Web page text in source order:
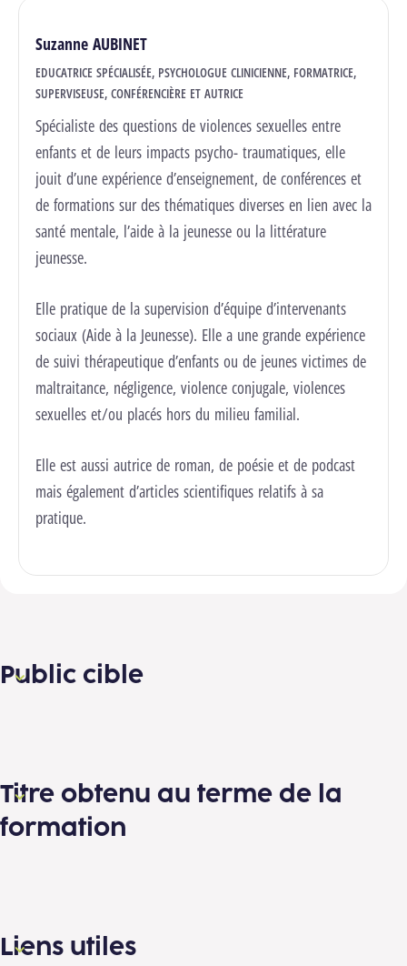
Suzanne AUBINET
EDUCATRICE SPÉCIALISÉE, PSYCHOLOGUE CLINICIENNE, FORMATRICE,
SUPERVISEUSE, CONFÉRENCIÈRE ET AUTRICE
Spécialiste des questions de violences sexuelles entre
enfants et de leurs impacts psycho- traumatiques, elle
jouit d’une expérience d’enseignement, de conférences et
de formations sur des thématiques diverses en lien avec la
santé mentale, l’aide à la jeunesse ou la littérature
jeunesse.
Elle pratique de la supervision d’équipe d’intervenants
sociaux (Aide à la Jeunesse). Elle a une grande expérience
de suivi thérapeutique d’enfants ou de jeunes victimes de
maltraitance, négligence, violence conjugale, violences
sexuelles et/ou placés hors du milieu familial.
Elle est aussi autrice de roman, de poésie et de podcast
mais également d’articles scientifiques relatifs à sa
pratique.
Public cible
Titre obtenu au terme de la
formation
Liens utiles